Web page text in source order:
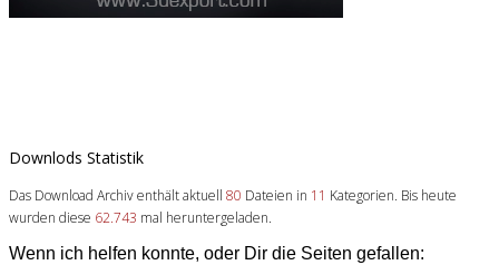
Downlods Statistik
Das Download Archiv enthält aktuell 80 Dateien in 11 Kategorien. Bis heute
wurden diese 62.743 mal heruntergeladen.
Wenn ich helfen konnte, oder Dir die Seiten gefallen: